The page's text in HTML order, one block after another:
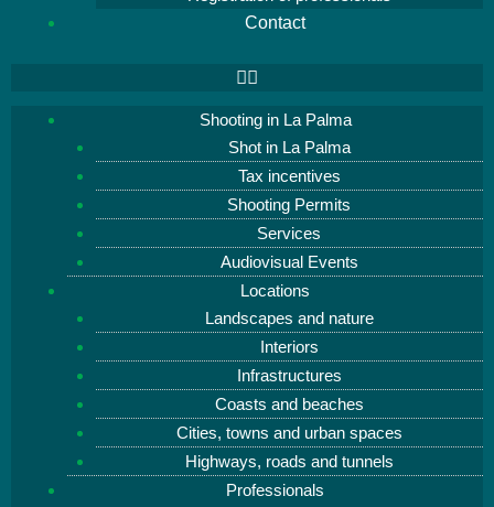
Contact
Shooting in La Palma
Shot in La Palma
Tax incentives
Shooting Permits
Services
Audiovisual Events
Locations
Landscapes and nature
Interiors
Infrastructures
Coasts and beaches
Cities, towns and urban spaces
Highways, roads and tunnels
Professionals